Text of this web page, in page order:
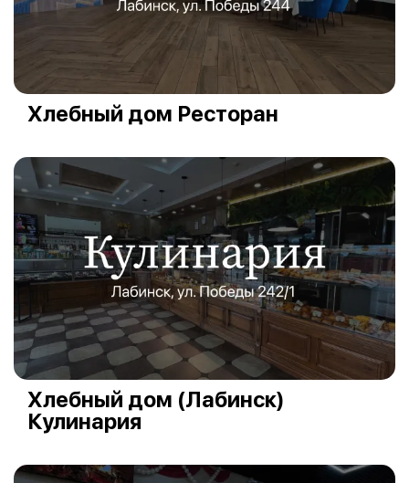
Хлебный дом Ресторан
Хлебный дом (Лабинск)
Кулинария